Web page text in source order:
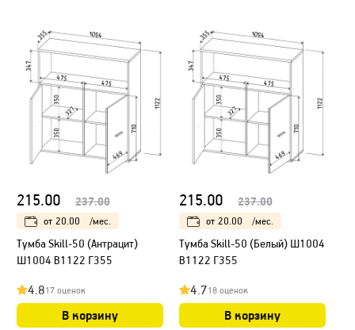
215.00 237.00
от 20.00 /мес.
Тумба Skill-50 (Антрацит)
Ш1004 В1122 Г355
4.817 оценок
В корзину
215.00 237.00
от 20.00 /мес.
Тумба Skill-50 (Белый) Ш1004
В1122 Г355
4.718 оценок
В корзину